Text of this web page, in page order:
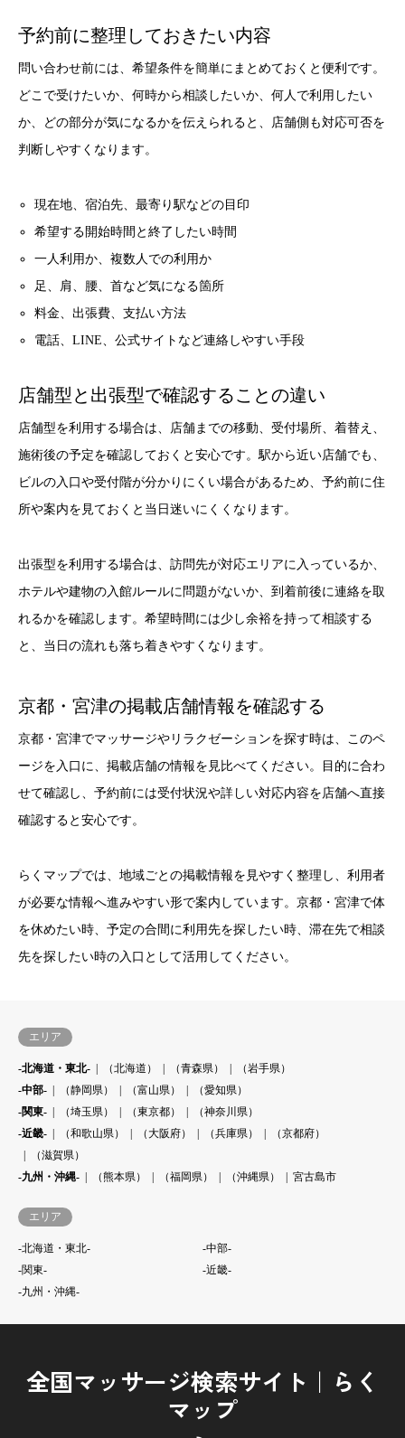
予約前に整理しておきたい内容
問い合わせ前には、希望条件を簡単にまとめておくと便利です。
どこで受けたいか、何時から相談したいか、何人で利用したい
か、どの部分が気になるかを伝えられると、店舗側も対応可否を
判断しやすくなります。
現在地、宿泊先、最寄り駅などの目印
希望する開始時間と終了したい時間
一人利用か、複数人での利用か
足、肩、腰、首など気になる箇所
料金、出張費、支払い方法
電話、LINE、公式サイトなど連絡しやすい手段
店舗型と出張型で確認することの違い
店舗型を利用する場合は、店舗までの移動、受付場所、着替え、
施術後の予定を確認しておくと安心です。駅から近い店舗でも、
ビルの入口や受付階が分かりにくい場合があるため、予約前に住
所や案内を見ておくと当日迷いにくくなります。
出張型を利用する場合は、訪問先が対応エリアに入っているか、
ホテルや建物の入館ルールに問題がないか、到着前後に連絡を取
れるかを確認します。希望時間には少し余裕を持って相談する
と、当日の流れも落ち着きやすくなります。
京都・宮津の掲載店舗情報を確認する
京都・宮津でマッサージやリラクゼーションを探す時は、このペ
ージを入口に、掲載店舗の情報を見比べてください。目的に合わ
せて確認し、予約前には受付状況や詳しい対応内容を店舗へ直接
確認すると安心です。
らくマップでは、地域ごとの掲載情報を見やすく整理し、利用者
が必要な情報へ進みやすい形で案内しています。京都・宮津で体
を休めたい時、予定の合間に利用先を探したい時、滞在先で相談
先を探したい時の入口として活用してください。
エリア
-北海道・東北- （北海道） （青森県）
（岩手県）
-中部-
（静岡県） （富山県）
（愛知県）
-関東-
（埼玉県） （東京都）
（神奈川県）
-近畿-
（和歌山県） （大阪府） （兵庫県）
（京都府）
（滋賀県）
-九州・沖縄-
（熊本県） （福岡県） （沖縄県） 宮古島市
エリア
-北海道・東北-
-中部-
-関東-
-近畿-
-九州・沖縄-
全国マッサージ検索サイト｜らく
マップ